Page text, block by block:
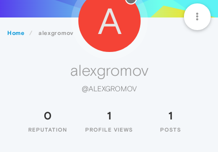
Home alexgromov A
alexgromov
@ALEXGROMOV
0
REPUTATION
1
PROFILE VIEWS
1
POSTS